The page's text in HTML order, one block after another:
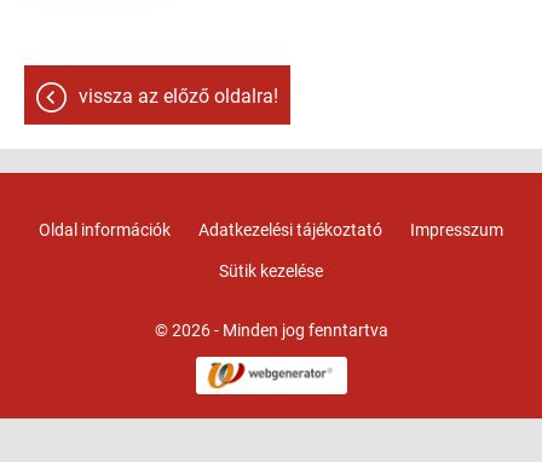
vissza az előző oldalra!
© 2026 - Minden jog fenntartva
Oldal információk Adatkezelési tájékoztató Impresszum
Sütik kezelése